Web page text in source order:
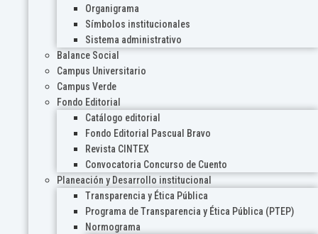
Organigrama
Símbolos institucionales
Sistema administrativo
Balance Social
Campus Universitario
Campus Verde
Fondo Editorial
Catálogo editorial
Fondo Editorial Pascual Bravo
Revista CINTEX
Convocatoria Concurso de Cuento
Planeación y Desarrollo institucional
Transparencia y Ética Pública
Programa de Transparencia y Ética Pública (PTEP)
Normograma